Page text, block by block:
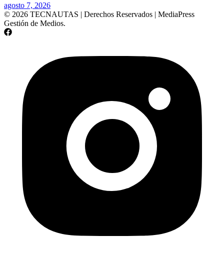
agosto 7, 2026
© 2026 TECNAUTAS | Derechos Reservados | MediaPress
Gestión de Medios.